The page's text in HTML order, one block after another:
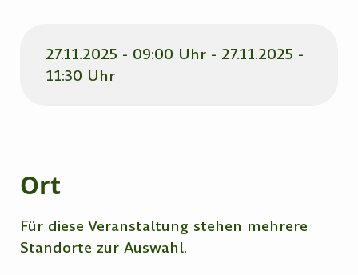
27.11.2025 - 09:00 Uhr - 27.11.2025 -
11:30 Uhr
Ort
Für diese Veranstaltung stehen mehrere
Standorte zur Auswahl.